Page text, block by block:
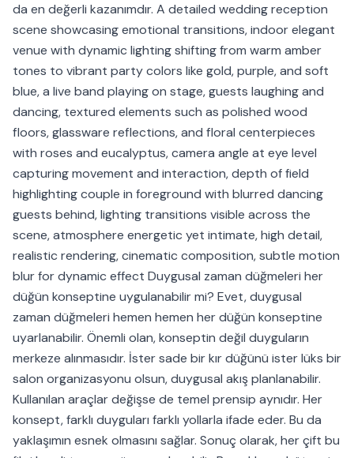
da en değerli kazanımdır. A detailed wedding reception
scene showcasing emotional transitions, indoor elegant
venue with dynamic lighting shifting from warm amber
tones to vibrant party colors like gold, purple, and soft
blue, a live band playing on stage, guests laughing and
dancing, textured elements such as polished wood
floors, glassware reflections, and floral centerpieces
with roses and eucalyptus, camera angle at eye level
capturing movement and interaction, depth of field
highlighting couple in foreground with blurred dancing
guests behind, lighting transitions visible across the
scene, atmosphere energetic yet intimate, high detail,
realistic rendering, cinematic composition, subtle motion
blur for dynamic effect Duygusal zaman düğmeleri her
düğün konseptine uygulanabilir mi? Evet, duygusal
zaman düğmeleri hemen hemen her düğün konseptine
uyarlanabilir. Önemli olan, konseptin değil duyguların
merkeze alınmasıdır. İster sade bir kır düğünü ister lüks bir
salon organizasyonu olsun, duygusal akış planlanabilir.
Kullanılan araçlar değişse de temel prensip aynıdır. Her
konsept, farklı duyguları farklı yollarla ifade eder. Bu da
yaklaşımın esnek olmasını sağlar. Sonuç olarak, her çift bu